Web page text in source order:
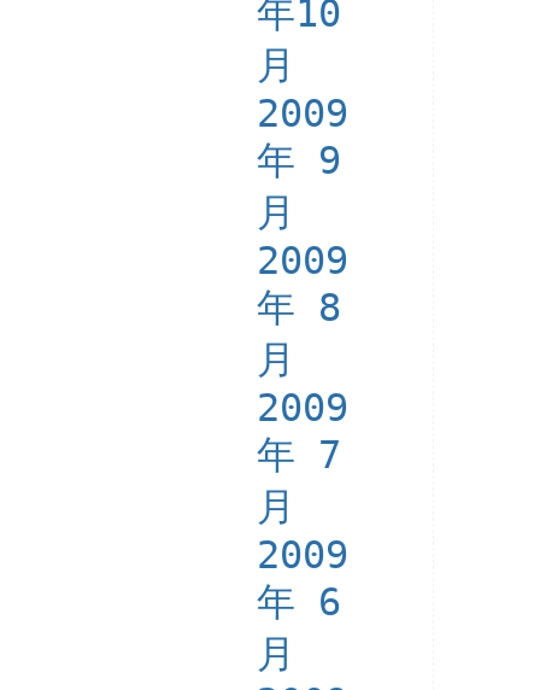
年10
月
2009
年 9
月
2009
年 8
月
2009
年 7
月
2009
年 6
月